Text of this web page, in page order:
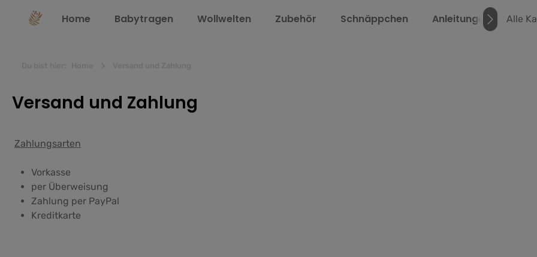
Zur Hauptnavigation springen
Home Babytragen Wollwelten Zubehör Schnäppchen Anleitungen Alle
Versand und Zahlung
Zahlungsarten
Vorkasse
per Überweisung
Zahlung per PayPal
Kreditkarte